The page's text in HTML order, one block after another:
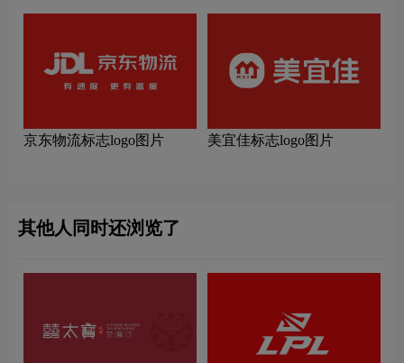
京东物流标志logo图片 美宜佳标志logo图片
其他人同时还浏览了